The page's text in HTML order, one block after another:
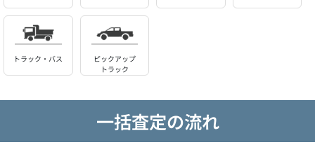
トラック・バス
ピックアップ
トラック
一括査定の流れ